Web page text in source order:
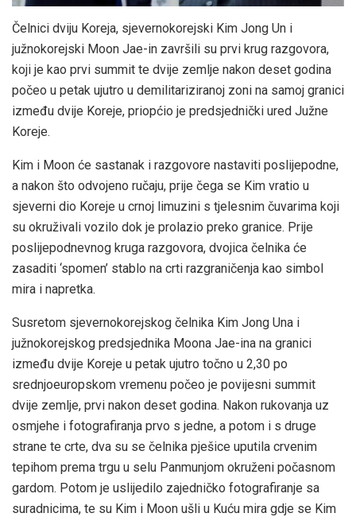
Čelnici dviju Koreja, sjevernokorejski Kim Jong Un i
južnokorejski Moon Jae-in završili su prvi krug razgovora,
koji je kao prvi summit te dvije zemlje nakon deset godina
počeo u petak ujutro u demilitariziranoj zoni na samoj granici
između dvije Koreje, priopćio je predsjednički ured Južne
Koreje.
Kim i Moon će sastanak i razgovore nastaviti poslijepodne,
a nakon što odvojeno ručaju, prije čega se Kim vratio u
sjeverni dio Koreje u crnoj limuzini s tjelesnim čuvarima koji
su okruživali vozilo dok je prolazio preko granice. Prije
poslijepodnevnog kruga razgovora, dvojica čelnika će
zasaditi ‘spomen’ stablo na crti razgraničenja kao simbol
mira i napretka.
Susretom sjevernokorejskog čelnika Kim Jong Una i
južnokorejskog predsjednika Moona Jae-ina na granici
između dvije Koreje u petak ujutro točno u 2,30 po
srednjoeuropskom vremenu počeo je povijesni summit
dvije zemlje, prvi nakon deset godina. Nakon rukovanja uz
osmjehe i fotografiranja prvo s jedne, a potom i s druge
strane te crte, dva su se čelnika pješice uputila crvenim
tepihom prema trgu u selu Panmunjom okruženi počasnom
gardom. Potom je uslijedilo zajedničko fotografiranje sa
suradnicima, te su Kim i Moon ušli u Kuću mira gdje se Kim